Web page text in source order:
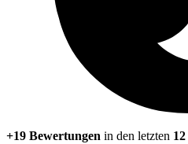
+19 Bewertungen in den letzten